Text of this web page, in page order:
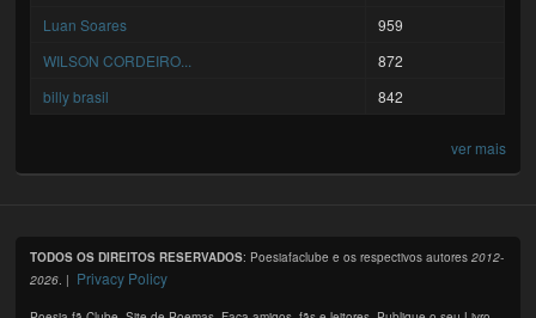
Luan Soares
959
WILSON CORDEIRO...
872
billy brasil
842
ver mais
TODOS OS DIREITOS RESERVADOS: Poesiafaclube e os respectivos autores2012-
2026 . | Privacy Policy